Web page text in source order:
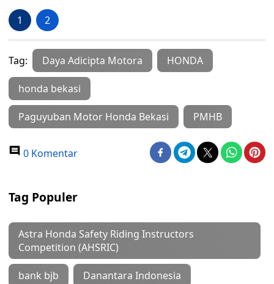
1 2
Tag: Daya Adicipta Motora HONDA
honda bekasi
Paguyuban Motor Honda Bekasi PMHB
0 Komentar
Tag Populer
Astra Honda Safety Riding Instructors
Competition (AHSRIC)
bank bjb Danantara Indonesia